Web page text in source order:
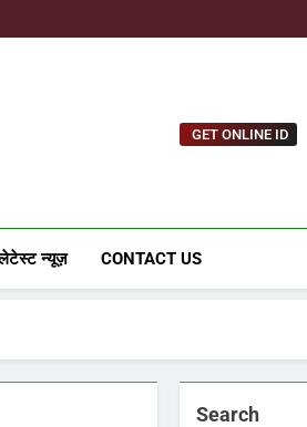
GET ONLINE ID
न्यूज़ CONTACT US
Search